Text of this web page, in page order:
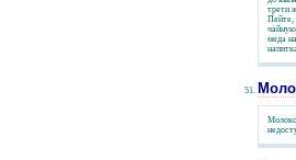
трети
Пейте,
меда